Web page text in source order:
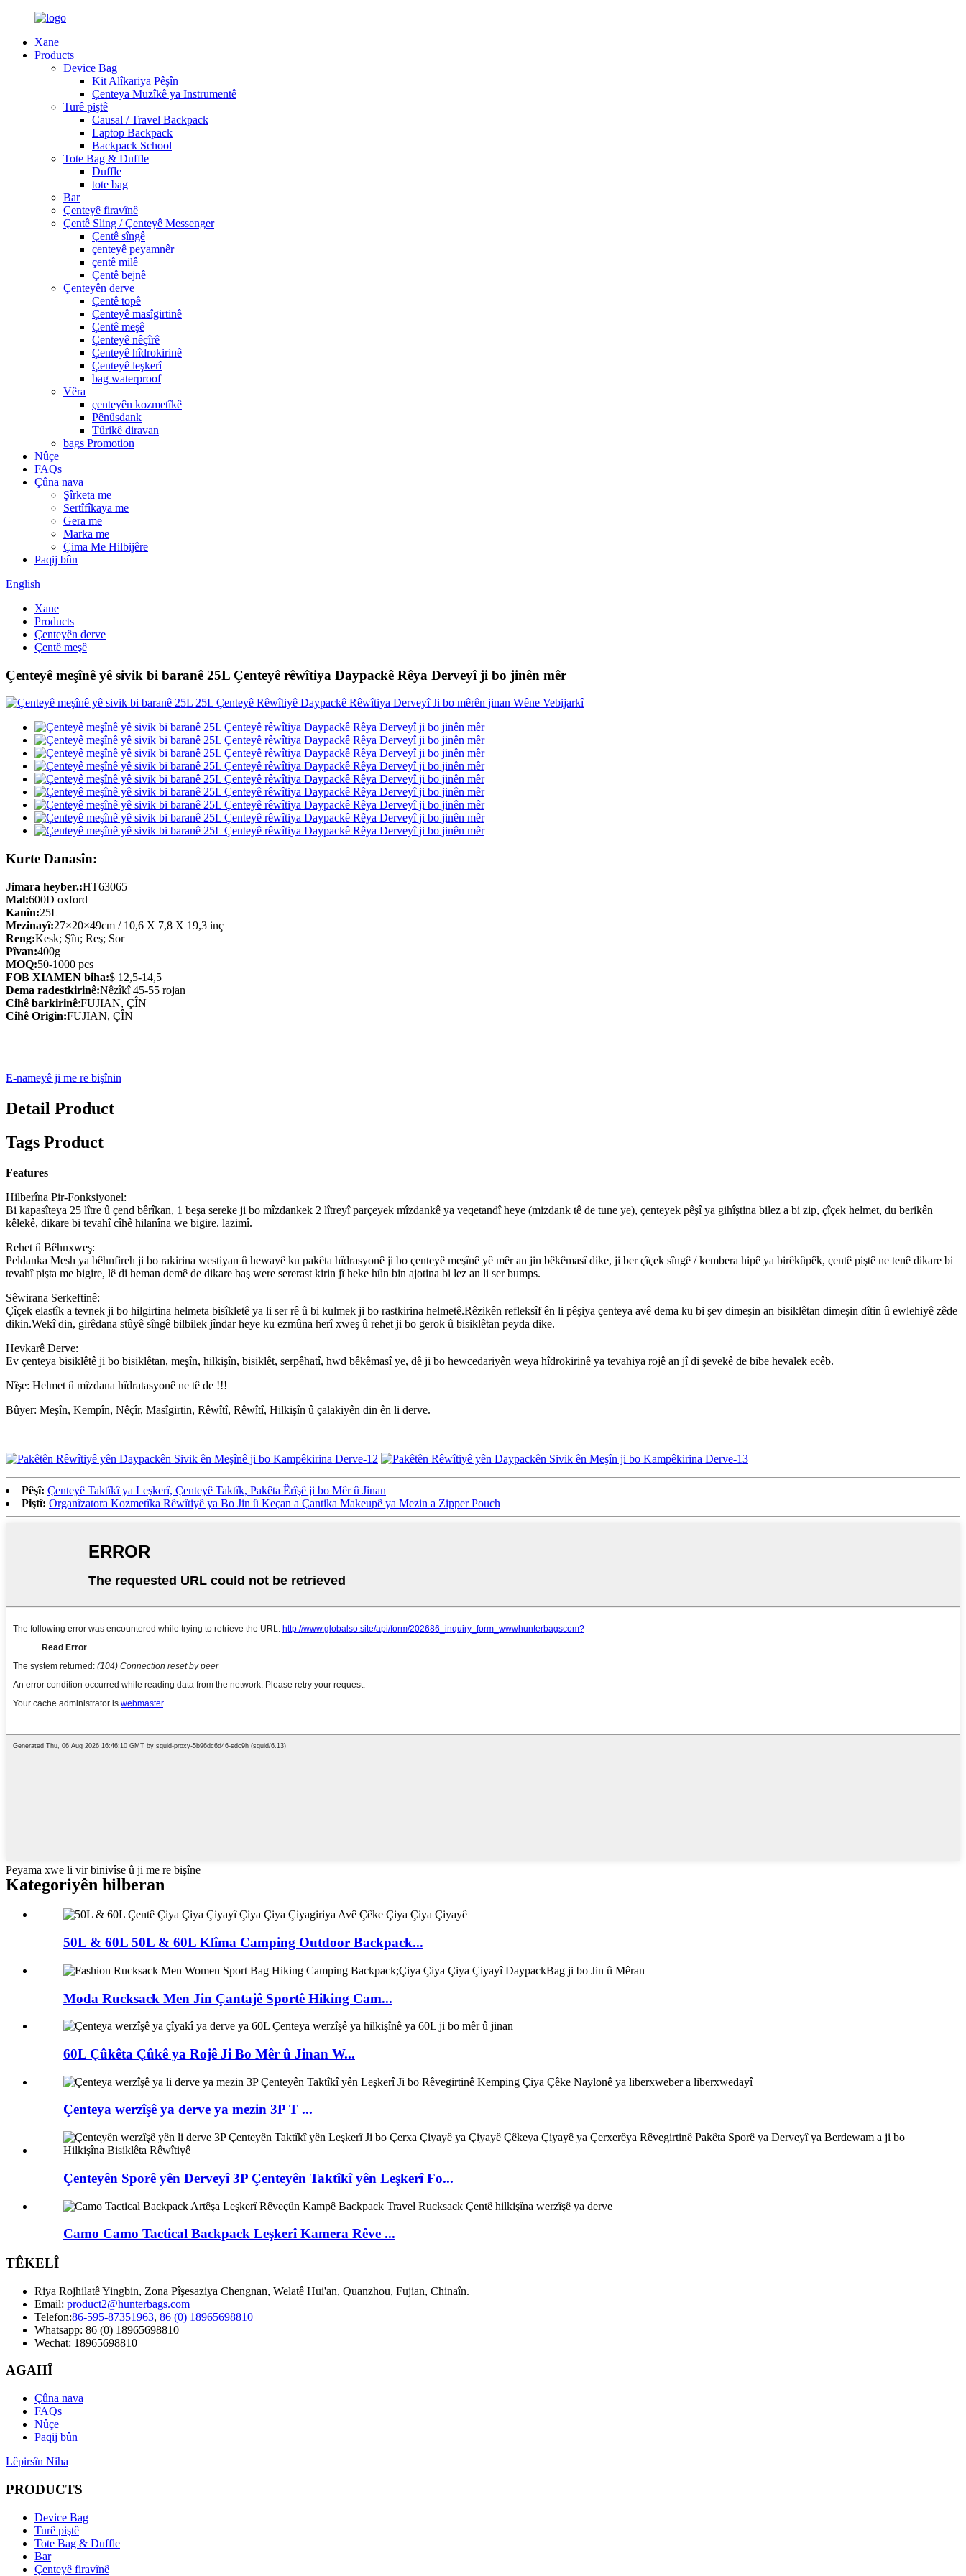
Xane
Products
Device Bag
Kit Alîkariya Pêşîn
Çenteya Muzîkê ya Instrumentê
Turê piştê
Causal / Travel Backpack
Laptop Backpack
Backpack School
Tote Bag & Duffle
Duffle
tote bag
Bar
Çenteyê firavînê
Çentê Sling / Çenteyê Messenger
Çentê sîngê
çenteyê peyamnêr
çentê milê
Çentê bejnê
Çenteyên derve
Çentê topê
Çenteyê masîgirtinê
Çentê meşê
Çenteyê nêçîrê
Çenteyê hîdrokirinê
Çenteyê leşkerî
bag waterproof
Vêra
çenteyên kozmetîkê
Pênûsdank
Tûrikê diravan
bags Promotion
Nûçe
FAQs
Çûna nava
Şîrketa me
Sertîfîkaya me
Gera me
Marka me
Çima Me Hilbijêre
Paqij bûn
English
Xane
Products
Çenteyên derve
Çentê meşê
Çenteyê meşînê yê sivik bi baranê 25L Çenteyê rêwîtiya Daypackê Rêya Derveyî ji bo jinên mêr
Kurte Danasîn:
Jimara heyber.:HT63065
Mal:600D oxford
Kanîn:25L
Mezinayî:27×20×49cm / 10,6 X 7,8 X 19,3 inç
Reng:Kesk; Şîn; Reş; Sor
Pîvan:400g
MOQ:50-1000 pcs
FOB XIAMEN biha:$ 12,5-14,5
Dema radestkirinê:Nêzîkî 45-55 rojan
Cihê barkirinê:FUJIAN, ÇÎN
Cihê Origin:FUJIAN, ÇÎN
E-nameyê ji me re bişînin
Detail Product
Tags Product
Features
Hilberîna Pir-Fonksiyonel:
Bi kapasîteya 25 lître û çend bêrîkan, 1 beşa sereke ji bo mîzdankek 2 lîtreyî parçeyek mîzdankê ya veqetandî heye (mizdank tê de tune ye), çenteyek pêşî ya gihîştina bilez a bi zip, çîçek helmet, du berikên
kêlekê, dikare bi tevahî cîhê hilanîna we bigire. lazimî.
Rehet û Bêhnxweş:
Peldanka Mesh ya bêhnfireh ji bo rakirina westiyan û hewayê ku pakêta hîdrasyonê ji bo çenteyê meşînê yê mêr an jin bêkêmasî dike, ji ber çîçek sîngê / kembera hipê ya birêkûpêk, çentê piştê ne tenê dikare bi
tevahî pişta me bigire, lê di heman demê de dikare baş were sererast kirin jî heke hûn bin ajotina bi lez an li ser bumps.
Sêwirana Serkeftinê:
Çîçek elastîk a tevnek ji bo hilgirtina helmeta bisîkletê ya li ser rê û bi kulmek ji bo rastkirina helmetê.Rêzikên refleksîf ên li pêşiya çenteya avê dema ku bi şev dimeşin an bisiklêtan dimeşin dîtin û ewlehiyê zêde
dikin.Wekî din, girêdana stûyê sîngê bilbilek jîndar heye ku ezmûna herî xweş û rehet ji bo gerok û bisiklêtan peyda dike.
Hevkarê Derve:
Ev çenteya bisiklêtê ji bo bisiklêtan, meşîn, hilkişîn, bisiklêt, serpêhatî, hwd bêkêmasî ye, dê ji bo hewcedariyên weya hîdrokirinê ya tevahiya rojê an jî di şevekê de bibe hevalek ecêb.
Nîşe: Helmet û mîzdana hîdratasyonê ne tê de !!!
Bûyer: Meşîn, Kempîn, Nêçîr, Masîgirtin, Rêwîtî, Rêwîtî, Hilkişîn û çalakiyên din ên li derve.
Pêşî: Çenteyê Taktîkî ya Leşkerî, Çenteyê Taktîk, Pakêta Êrîşê ji bo Mêr û Jinan
Piştî: Organîzatora Kozmetîka Rêwîtiyê ya Bo Jin û Keçan a Çantika Makeupê ya Mezin a Zipper Pouch
Peyama xwe li vir binivîse û ji me re bişîne
Kategoriyên hilberan
50L & 60L 50L & 60L Klîma Camping Outdoor Backpack...
Moda Rucksack Men Jin Çantajê Sportê Hiking Cam...
60L Çûkêta Çûkê ya Rojê Ji Bo Mêr û Jinan W...
Çenteya werzîşê ya derve ya mezin 3P T ...
Çenteyên Sporê yên Derveyî 3P Çenteyên Taktîkî yên Leşkerî Fo...
Camo Camo Tactical Backpack Leşkerî Kamera Rêve ...
TÊKELÎ
Riya Rojhilatê Yingbin, Zona Pîşesaziya Chengnan, Welatê Hui'an, Quanzhou, Fujian, Chinaîn.
Email: product2@hunterbags.com
Telefon:86-595-87351963, 86 (0) 18965698810
Whatsapp: 86 (0) 18965698810
Wechat: 18965698810
AGAHÎ
Çûna nava
FAQs
Nûçe
Paqij bûn
Lêpirsîn Niha
PRODUCTS
Device Bag
Turê piştê
Tote Bag & Duffle
Bar
Çenteyê firavînê